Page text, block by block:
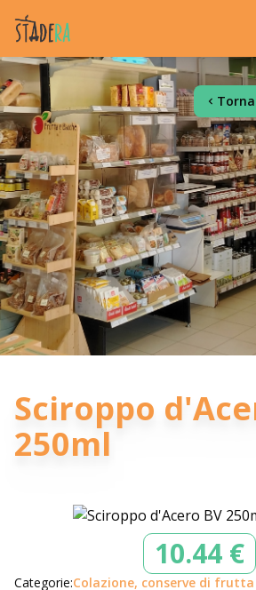
Sciroppo
250ml
10.44 €
Categorie:Colazione, conserve di frutta